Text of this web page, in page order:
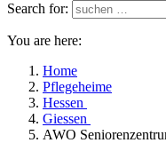
Search for:
You are here:
Home
Pflegeheime
Hessen
Giessen
AWO